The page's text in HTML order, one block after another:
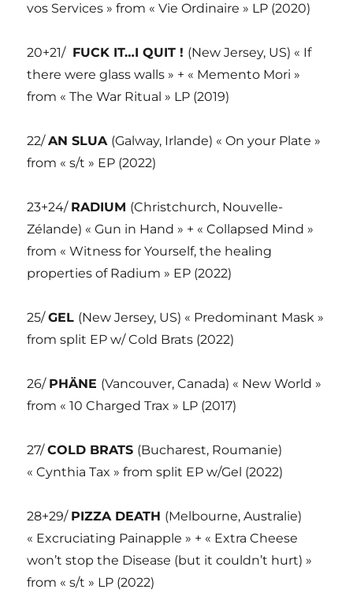
vos Services » from « Vie Ordinaire » LP (2020)
20+21/ FUCK IT…I QUIT ! (New Jersey, US) « If
there were glass walls » + « Memento Mori »
from « The War Ritual » LP (2019)
22/AN SLUA (Galway, Irlande) « On your Plate »
from « s/t » EP (2022)
23+24/ RADIUM (Christchurch, Nouvelle-
Zélande) « Gun in Hand » + « Collapsed Mind »
from « Witness for Yourself, the healing
properties of Radium » EP (2022)
25/GEL (New Jersey, US) « Predominant Mask »
from split EP w/ Cold Brats (2022)
26/ PHÄNE (Vancouver, Canada) « New World »
from « 10 Charged Trax » LP (2017)
27/COLD BRATS (Bucharest, Roumanie)
« Cynthia Tax » from split EP w/Gel (2022)
28+29/ PIZZA DEATH (Melbourne, Australie)
« Excruciating Painapple » + « Extra Cheese
won’t stop the Disease (but it couldn’t hurt) »
from « s/t » LP (2022)